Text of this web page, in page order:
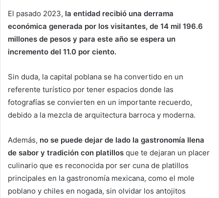
El pasado 2023, la entidad recibió una derrama
económica generada por los visitantes, de 14 mil 196.6
millones de pesos y para este año se espera un
incremento del 11.0 por ciento.
Sin duda, la capital poblana se ha convertido en un
referente turístico por tener espacios donde las
fotografías se convierten en un importante recuerdo,
debido a la mezcla de arquitectura barroca y moderna.
Además, no se puede dejar de lado la gastronomía llena
de sabor y tradición con platillos que te dejaran un placer
culinario que es reconocida por ser cuna de platillos
principales en la gastronomía mexicana, como el mole
poblano y chiles en nogada, sin olvidar los antojitos